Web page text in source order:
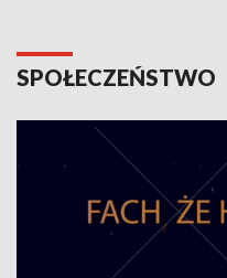
SPOŁECZEŃSTWO